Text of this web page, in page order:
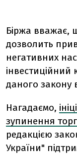
Біржа вважає,
дозволить
негативних
інвестиційний
даного закону
Нагадаємо,
зупинення
редакцією
України"